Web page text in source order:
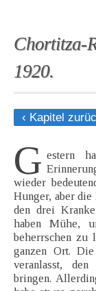
Chortitza-
1920.
‹ Kapitel
G estern
wieder
Hunger, aber die
den drei
haben Mühe,
beherrschen zu
ganzen Ort.
veranlasst,
bringen.